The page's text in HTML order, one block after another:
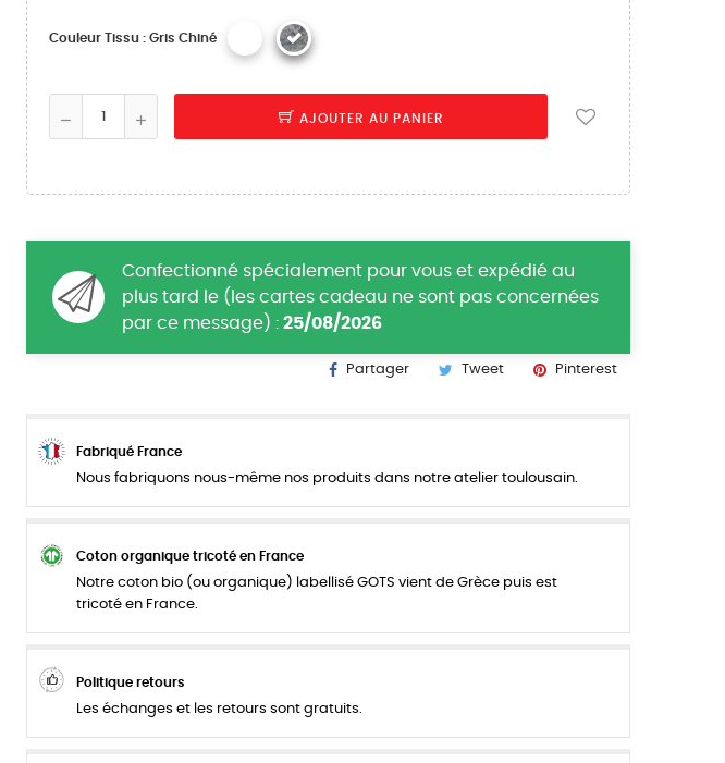
Couleur Tissu : Gris Chiné
AJOUTER AU PANIER
Confectionné spécialement pour vous et expédié au
plus tard le (les cartes cadeau ne sont pas concernées
par ce message) : 25/08/2026
Partager Tweet Pinterest
Fabriqué France
Nous fabriquons nous-même nos produits dans notre atelier toulousain.
Coton organique tricoté en France
Notre coton bio (ou organique) labellisé GOTS vient de Grèce puis est
tricoté en France.
Politique retours
Les échanges et les retours sont gratuits.